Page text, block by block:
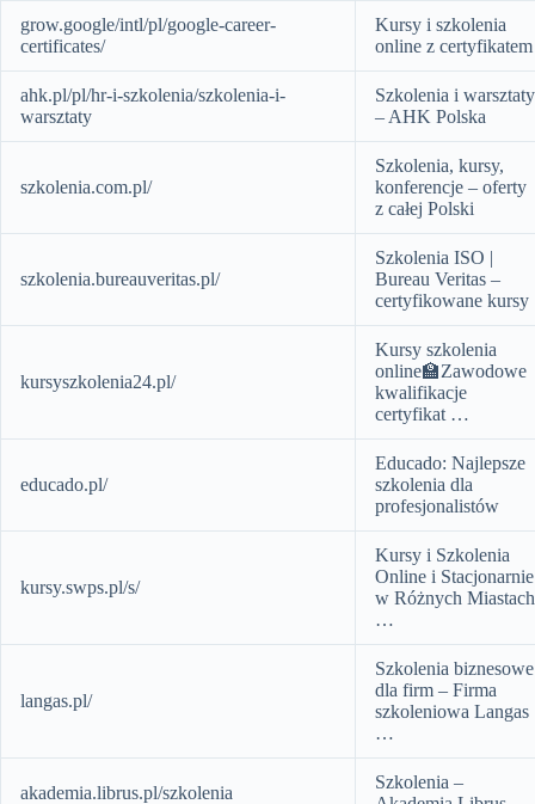
grow.google/intl/pl/google-career-
certificates/
Kursy i szkolenia
online z certyfikatem
ahk.pl/pl/hr-i-szkolenia/szkolenia-i-
warsztaty
Szkolenia i warsztaty
– AHK Polska
szkolenia.com.pl/
Szkolenia, kursy,
konferencje – oferty
z całej Polski
szkolenia.bureauveritas.pl/
Szkolenia ISO |
Bureau Veritas –
certyfikowane kursy
kursyszkolenia24.pl/
Kursy szkolenia
online🏫Zawodowe
kwalifikacje
certyfikat …
educado.pl/
Educado: Najlepsze
szkolenia dla
profesjonalistów
kursy.swps.pl/s/
Kursy i Szkolenia
Online i Stacjonarnie
w Różnych Miastach
…
langas.pl/
Szkolenia biznesowe
dla firm – Firma
szkoleniowa Langas
…
akademia.librus.pl/szkolenia
Szkolenia –